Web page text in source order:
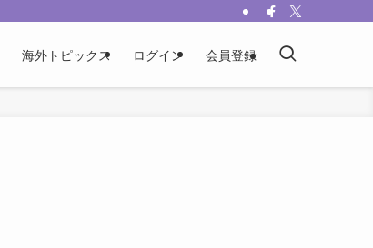
海外トピックス ログイン 会員登録